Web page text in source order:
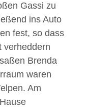
Gassi zu
ins Auto
fest, so dass
verheddern
Brenda
waren
Am